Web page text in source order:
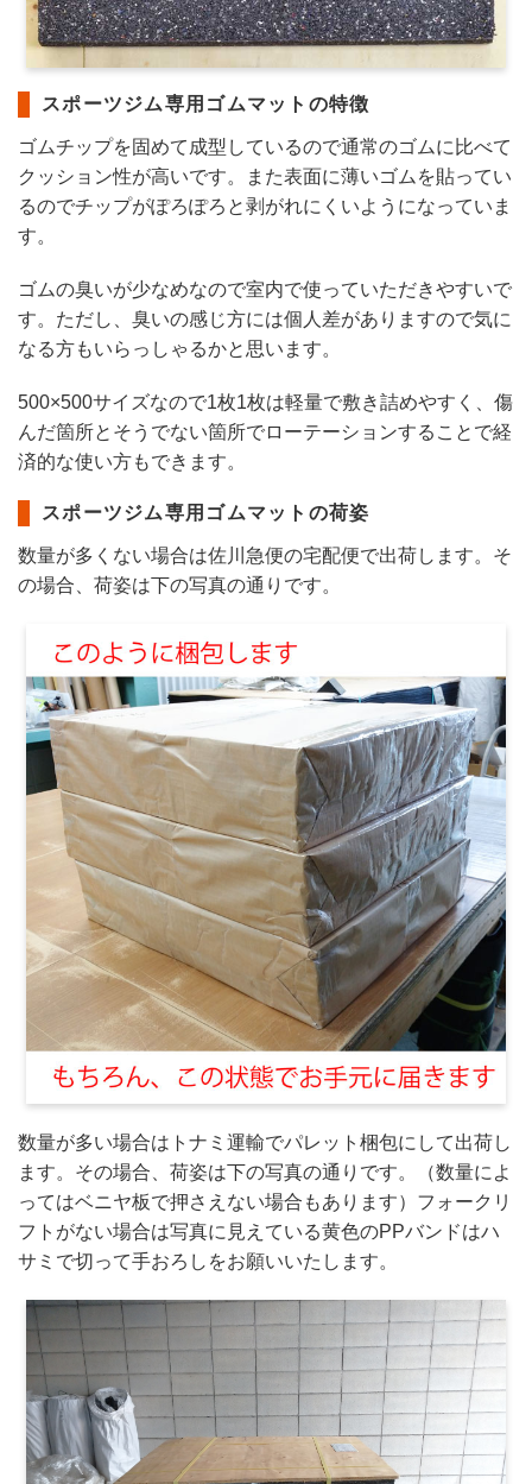
スポーツジム専用ゴムマットの特徴
ゴムチップを固めて成型しているので通常のゴムに比べて
クッション性が高いです。また表面に薄いゴムを貼ってい
るのでチップがぽろぽろと剥がれにくいようになっていま
す。
ゴムの臭いが少なめなので室内で使っていただきやすいで
す。ただし、臭いの感じ方には個人差がありますので気に
なる方もいらっしゃるかと思います。
500×500サイズなので1枚1枚は軽量で敷き詰めやすく、傷
んだ箇所とそうでない箇所でローテーションすることで経
済的な使い方もできます。
スポーツジム専用ゴムマットの荷姿
数量が多くない場合は佐川急便の宅配便で出荷します。そ
の場合、荷姿は下の写真の通りです。
数量が多い場合はトナミ運輸でパレット梱包にして出荷し
ます。その場合、荷姿は下の写真の通りです。（数量によ
ってはベニヤ板で押さえない場合もあります）フォークリ
フトがない場合は写真に見えている黄色のPPバンドはハ
サミで切って手おろしをお願いいたします。